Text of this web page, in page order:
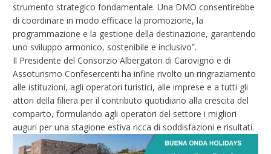
strumento strategico fondamentale. Una DMO consentirebbe
di coordinare in modo efficace la promozione, la
programmazione e la gestione della destinazione, garantendo
uno sviluppo armonico, sostenibile e inclusivo”.
Il Presidente del Consorzio Albergatori di Carovigno e di
Assoturismo Confesercenti ha infine rivolto un ringraziamento
alle istituzioni, agli operatori turistici, alle imprese e a tutti gli
attori della filiera per il contributo quotidiano alla crescita del
comparto, formulando agli operatori del settore i migliori
auguri per una stagione estiva ricca di soddisfazioni e risultati.